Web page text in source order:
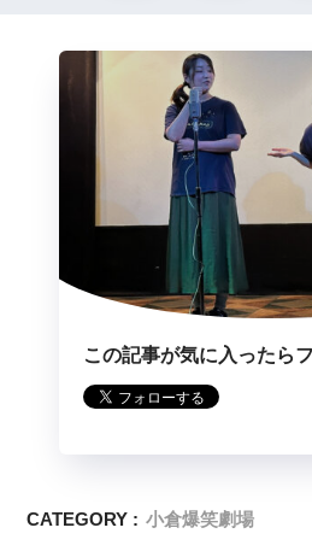
この記事が気に入ったら
CATEGORY : 小倉爆笑劇場